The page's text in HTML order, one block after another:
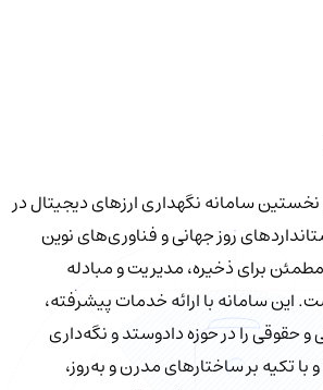
سامانه نگهداری ارزهای دیجیتال در
روز جهانی و فناوری‌های نوین
برای ذخیره، مدیریت و مبادله
این سامانه با ارائه خدمات پیشرفته،
حقوقی را در حوزه دادوستد و نگه‌داری
تکیه بر ساختارهای مدرن و به‌روز،